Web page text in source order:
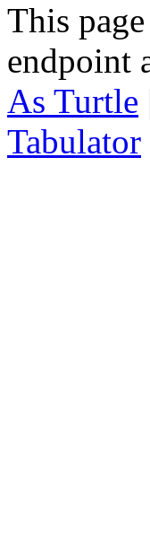
This
endpoint
As Turtle
Tabulator